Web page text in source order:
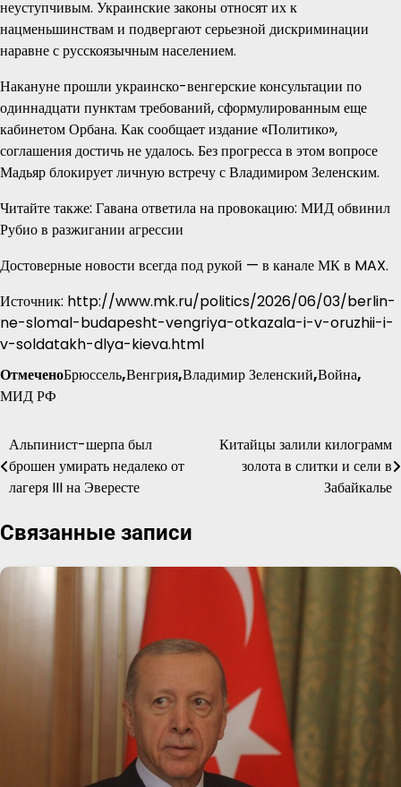
неуступчивым. Украинские законы относят их к
нацменьшинствам и подвергают серьезной дискриминации
наравне с русскоязычным населением.
Накануне прошли украинско-венгерские консультации по
одиннадцати пунктам требований, сформулированным еще
кабинетом Орбана. Как сообщает издание «Политико»,
соглашения достичь не удалось. Без прогресса в этом вопросе
Мадьяр блокирует личную встречу с Владимиром Зеленским.
Читайте также: Гавана ответила на провокацию: МИД обвинил
Рубио в разжигании агрессии
Достоверные новости всегда под рукой — в канале МК в MAX.
Источник: http://www.mk.ru/politics/2026/06/03/berlin-
ne-slomal-budapesht-vengriya-otkazala-i-v-oruzhii-i-
v-soldatakh-dlya-kieva.html
ОтмеченоБрюссель,Венгрия,Владимир Зеленский,Война,
МИД РФ
Навигация
по
Альпинист-шерпа был
брошен умирать недалеко от
лагеря III на Эвересте
Китайцы залили килограмм
золота в слитки и сели в
Забайкалье
Связанные записи